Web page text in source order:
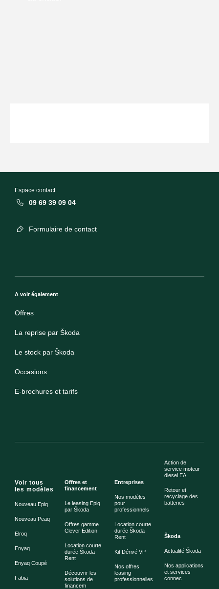
Espace contact
09 69 39 09 04
Formulaire de contact
A voir également
Offres
La reprise par Škoda
Le stock par Škoda
Occasions
E-brochures et tarifs
Voir tous
les modèles
Nouveau Epiq
Nouveau Peaq
Elroq
Enyaq
Enyaq Coupé
Fabia
Offres et
financement
Le leasing Epiq
par Škoda
Offres gamme
Clever Edition
Location courte
durée Škoda
Rent
Découvrir les
solutions de
financem
Entreprises
Nos modèles
pour
professionnels
Location courte
durée Škoda
Rent
Kit Dérivé VP
Nos offres
leasing
professionnelles
Action de
service moteur
diesel EA
Retour et
recyclage des
batteries
Škoda
Actualité Škoda
Nos applications
et services
connec